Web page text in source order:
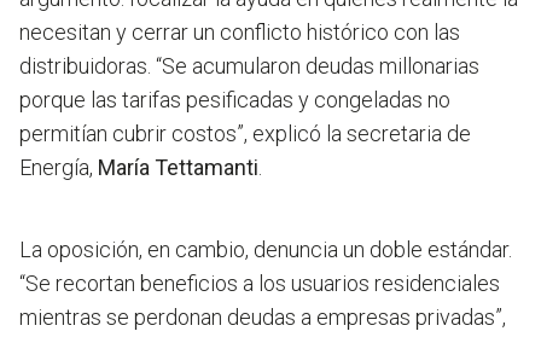
necesitan y cerrar un conflicto histórico con las
distribuidoras. “Se acumularon deudas millonarias
porque las tarifas pesificadas y congeladas no
permitían cubrir costos”, explicó la secretaria de
Energía, María Tettamanti
La oposición, en cambio, denuncia un doble estándar.
“Se recortan beneficios a los usuarios residenciales
mientras se perdonan deudas a empresas privadas”,